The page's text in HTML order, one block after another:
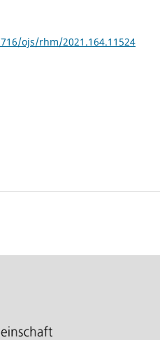
ojs/rhm/2021.164.11524